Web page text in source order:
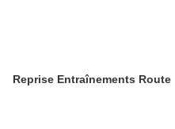
Reprise Entraînements Route